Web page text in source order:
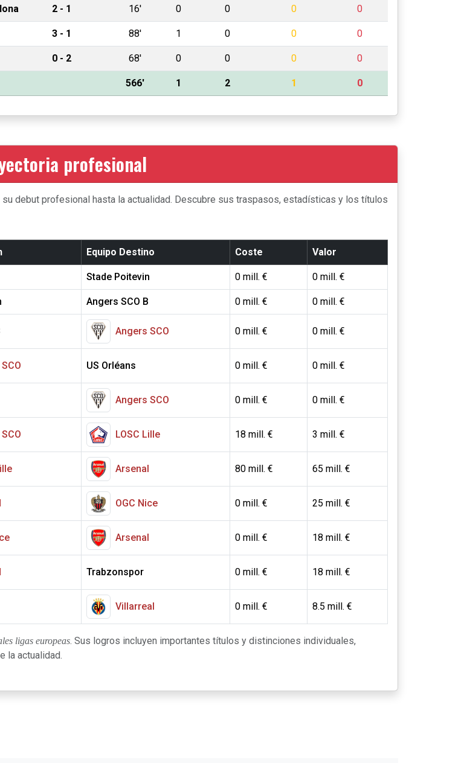
2 - 1 16' 0 0 0 0
3 - 1 88' 1 0 0 0
0 - 2 68' 0 0 0 0
566' 1 2 1 0
profesional
debut profesional hasta la actualidad. Descubre sus traspasos, estadísticas y los títulos
Equipo Destino Coste Valor
Stade Poitevin 0 mill. € 0 mill. €
Angers SCO B 0 mill. € 0 mill. €
Angers SCO 0 mill. € 0 mill. €
US Orléans 0 mill. € 0 mill. €
Angers SCO 0 mill. € 0 mill. €
LOSC Lille 18 mill. € 3 mill. €
Arsenal 80 mill. € 65 mill. €
OGC Nice 0 mill. € 25 mill. €
Arsenal 0 mill. € 18 mill. €
Trabzonspor 0 mill. € 18 mill. €
Villarreal 0 mill. € 8.5 mill. €
ligas europeas. Sus logros incluyen importantes títulos y distinciones individuales,
la actualidad.